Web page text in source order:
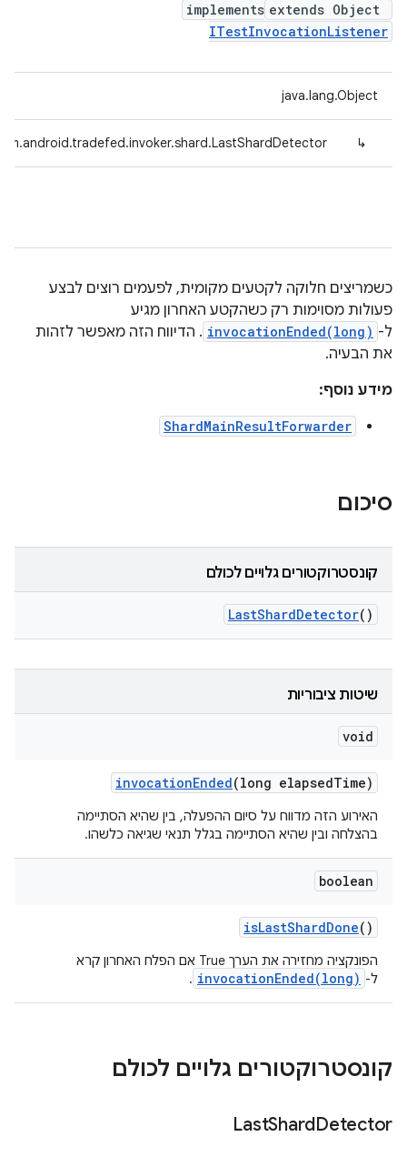
extends Object
implements
ITestInvocationListener
java.lang.Object
↳
כשמריצים חלוקה לקטעים מקומית, לפעמים רוצים לבצע
פעולות מסוימות רק כשהקטע האחרון מגיע
ל- invocationEnded(long) . הדיווח הזה מאפשר לזהות
את הבעיה.
מידע נוסף:
ShardMainResultForwarder
סיכום
קונסטרוקטורים גלויים לכולם
LastShardDetector()
שיטות ציבוריות
void
invocationEnded(long elapsedTime)
האירוע הזה מדווח על סיום ההפעלה, בין שהיא הסתיימה
בהצלחה ובין שהיא הסתיימה בגלל תנאי שגיאה כלשהו.
boolean
isLastShardDone()
הפונקציה מחזירה את הערך True אם הפלח האחרון קרא
ל- invocationEnded(long)
.
קונסטרוקטורים גלויים לכולם
LastShardDetector